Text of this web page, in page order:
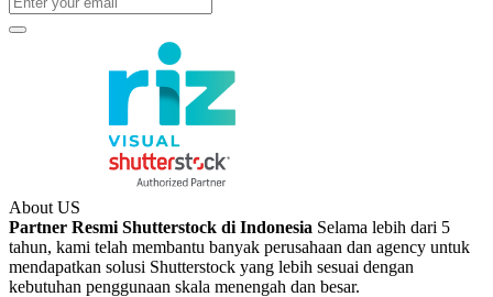
About US
Partner Resmi Shutterstock di Indonesia Selama lebih dari 5
tahun, kami telah membantu banyak perusahaan dan agency untuk
mendapatkan solusi Shutterstock yang lebih sesuai dengan
kebutuhan penggunaan skala menengah dan besar.